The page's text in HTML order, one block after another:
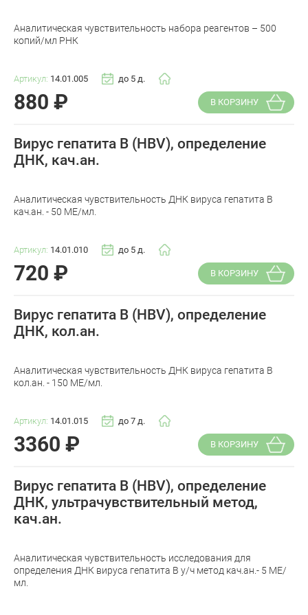
Аналитическая чувствительность набора реагентов – 500
копий/мл РНК
Артикул: 14.01.005 до 5 д.
880 ₽ В КОРЗИНУ
Вирус гепатита В (HBV), определение
ДНК, кач.ан.
Аналитическая чувствительность ДНК вируса гепатита B
кач.ан. - 50 МЕ/мл.
Артикул: 14.01.010 до 5 д.
720 ₽ В КОРЗИНУ
Вирус гепатита В (HBV), определение
ДНК, кол.ан.
Аналитическая чувствительность ДНК вируса гепатита B
кол.ан. - 150 МЕ/мл.
Артикул: 14.01.015 до 7 д.
3360 ₽ В КОРЗИНУ
Вирус гепатита В (HBV), определение
ДНК, ультрачувствительный метод,
кач.ан.
Аналитическая чувствительность исследования для
определения ДНК вируса гепатита B у/ч метод кач.ан.- 5 МЕ/
мл.